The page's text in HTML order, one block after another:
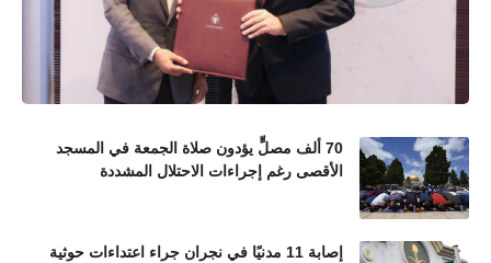
70 ألف مصلٍّ يؤدون صلاة الجمعة في المسجد
الأقصى رغم إجراءات الاحتلال المشددة
إصابة 11 مدنيًا في نجران جراء اعتداءات حوثية